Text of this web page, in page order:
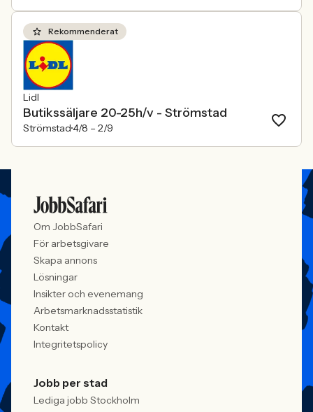
Rekommenderat
Lidl
Butikssäljare 20-25h/v - Strömstad
Strömstad4/8 – 2/9
Om JobbSafari
För arbetsgivare
Skapa annons
Lösningar
Insikter och evenemang
Arbetsmarknadsstatistik
Kontakt
Integritetspolicy
Jobb per stad
Lediga jobb Stockholm